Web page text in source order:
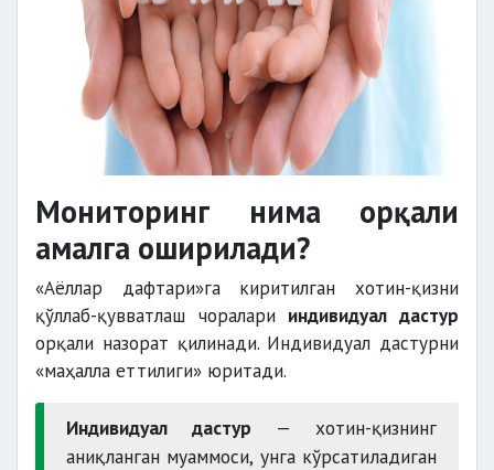
Мониторинг нима орқали
амалга оширилади?
«Аёллар дафтари»га киритилган хотин-қизни
қўллаб-қувватлаш чоралари индивидуал дастур
орқали назорат қилинади. Индивидуал дастурни
«маҳалла еттилиги» юритади.
Индивидуал дастур — хотин-қизнинг
аниқланган муаммоси, унга кўрсатиладиган